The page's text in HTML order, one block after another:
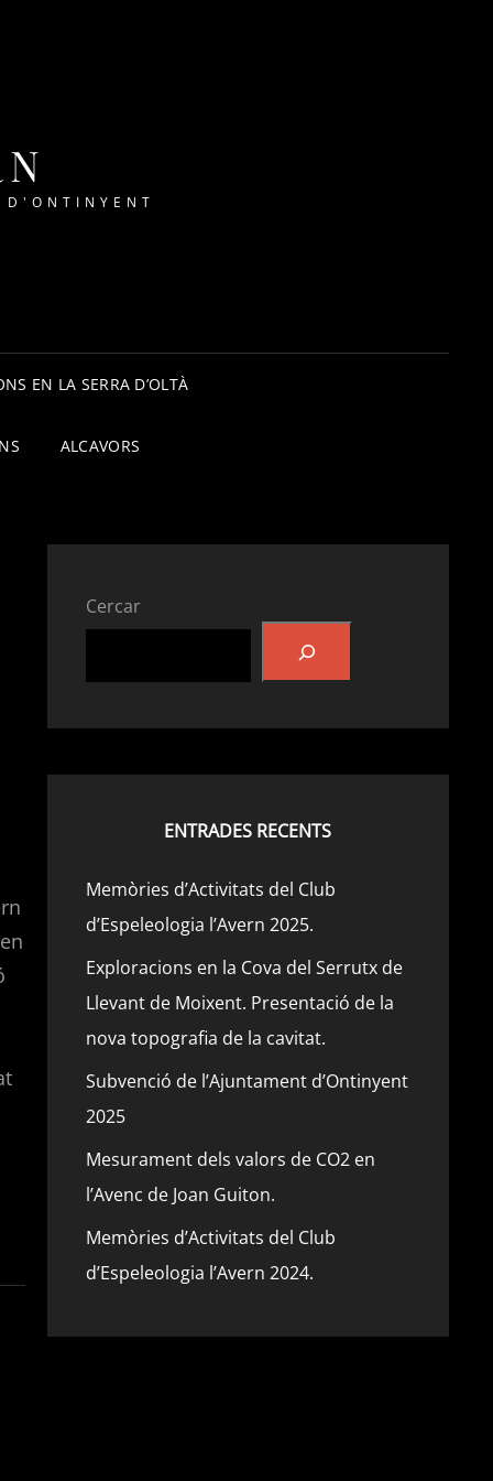
EN LA SERRA D’OLTÀ
ALCAVORS
Cercar
ENTRADES RECENTS
Memòries d’Activitats del Club
d’Espeleologia l’Avern 2025.
Exploracions en la Cova del Serrutx de
Llevant de Moixent. Presentació de la
nova topografia de la cavitat.
Subvenció de l’Ajuntament d’Ontinyent
2025
Mesurament dels valors de CO2 en
l’Avenc de Joan Guiton.
Memòries d’Activitats del Club
d’Espeleologia l’Avern 2024.